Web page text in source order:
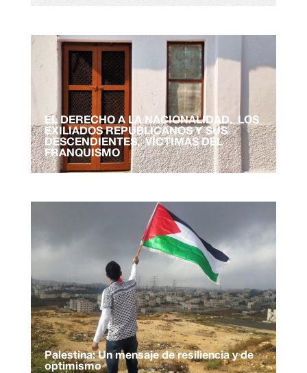
EL DERECHO A LA NACIONALIDAD. LOS
EXILIADOS REPUBLICANOS Y SUS
DESCENDIENTES, VÍCTIMAS DEL
FRANQUISMO
Palestina: Un mensaje de resiliencia y de
optimismo